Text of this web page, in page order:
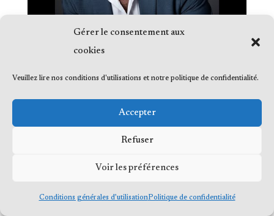
Gérer le consentement aux
cookies
Veuillez lire nos conditions d'utilisations et notre politique de confidentialité.
Accepter
Refuser
Voir les préférences
Conditions générales d’utilisationPolitique de confidentialité
réservés